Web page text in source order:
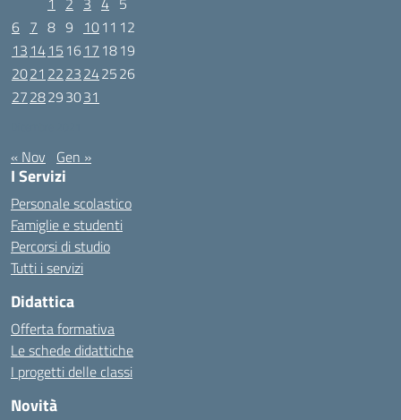
6 7 8 9 1011 12
13 1415 1617 1819
2021 2223242526
2728293031
« Nov Gen »
I Servizi
Personale scolastico
Famiglie e studenti
Percorsi di studio
Tutti i servizi
Didattica
Offerta formativa
Le schede didattiche
I progetti delle classi
Novità